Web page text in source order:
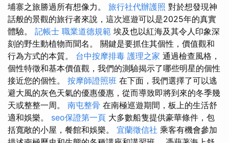
埔寨之旅勝過所有想像力。 旅行社代辦護照 對於想發現神
話般的景觀的旅行者來說，這次巡遊可以是2025年的真實
體驗。 記帳士 職業道德規範 埃及也以紅海及其令人印象深
刻的野生動植物而聞名。 關鍵是要抓住其個性，價值觀和
行為方式的本質。 台中按摩排毒 護理之家 通過檢查風格，
個性特徵和基本價值觀，我們的測驗揭示了哪些明星的個性
接近您的個性。 按摩師證照班 在下面，我們選擇了可以逃
避大風的灰色天氣的優惠優惠，從而導致即將到來的冬季幾
天或整整一周。 南屯整骨 在南極巡遊期間，板上的生活舒
適和娛樂。 seo保證第一頁 大多數船隻提供豪華條件，包
括寬敞的小屋，餐館和娛樂。 宜蘭徵信社 乘客有機會參加